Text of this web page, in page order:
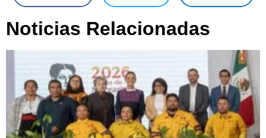
Noticias Relacionadas